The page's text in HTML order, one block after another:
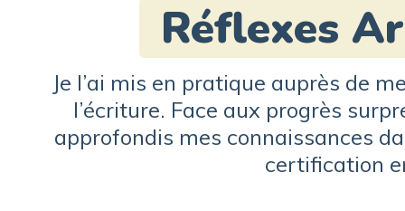
Réflexes
Je l’ai mis en pratique auprès de
l’écriture. Face aux progrès
approfondis mes connaissances
certification